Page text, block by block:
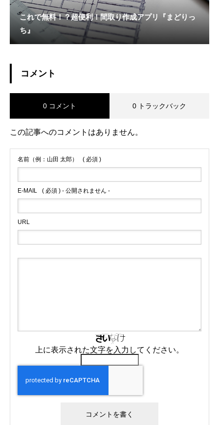
これで無料！？超便利！間取り作成アプリ『まどりっ
ち』
コメント
0 コメント 0 トラックバック
この記事へのコメントはありません。
名前（例：山田 太郎） ( 必須 )
E-MAIL ( 必須 ) - 公開されません -
URL
上に表示された文字を入力してください。